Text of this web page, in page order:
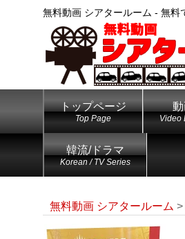
無料動画 シアタールーム - 無料
トップページ
Top Page Video
韓流/ドラマ
Korean / TV Series
無料動画 シアタールーム >